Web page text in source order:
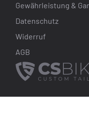
Gewährleistung &
Datenschutz
Widerruf
AGB